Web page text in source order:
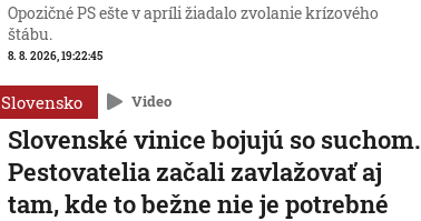
Opozičné PS ešte v apríli žiadalo zvolanie krízového
štábu.
8. 8. 2026, 19:22:45
Slovensko Video
Slovenské vinice bojujú so suchom.
Pestovatelia začali zavlažovať aj
tam, kde to bežne nie je potrebné